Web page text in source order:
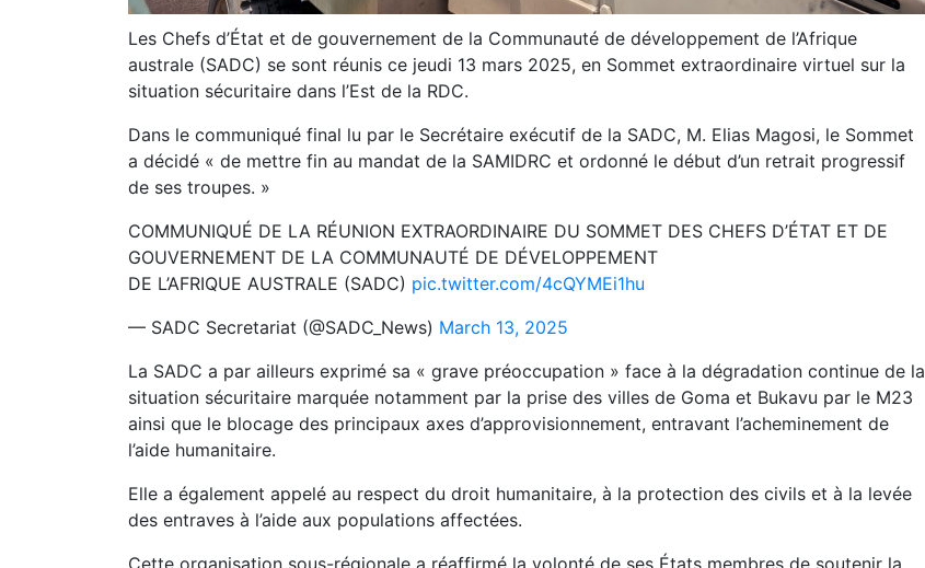
Les Chefs d’État et de gouvernement de la Communauté de développement de l’Afrique
australe (SADC) se sont réunis ce jeudi 13 mars 2025, en Sommet extraordinaire virtuel sur la
situation sécuritaire dans l’Est de la RDC.
Dans le communiqué final lu par le Secrétaire exécutif de la SADC, M. Elias Magosi, le Sommet
a décidé « de mettre fin au mandat de la SAMIDRC et ordonné le début d’un retrait progressif
de ses troupes. »
COMMUNIQUÉ DE LA RÉUNION EXTRAORDINAIRE DU SOMMET DES CHEFS D’ÉTAT ET DE
GOUVERNEMENT DE LA COMMUNAUTÉ DE DÉVELOPPEMENT
DE L’AFRIQUE AUSTRALE (SADC) pic.twitter.com/4cQYMEi1hu
— SADC Secretariat (@SADC_News) March 13, 2025
La SADC a par ailleurs exprimé sa « grave préoccupation » face à la dégradation continue de la
situation sécuritaire marquée notamment par la prise des villes de Goma et Bukavu par le M23
ainsi que le blocage des principaux axes d’approvisionnement, entravant l’acheminement de
l’aide humanitaire.
Elle a également appelé au respect du droit humanitaire, à la protection des civils et à la levée
des entraves à l’aide aux populations affectées.
Cette organisation sous-régionale a réaffirmé la volonté de ses États membres de soutenir la